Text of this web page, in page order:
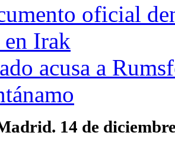
oficial
Irak
acusa a
14 de